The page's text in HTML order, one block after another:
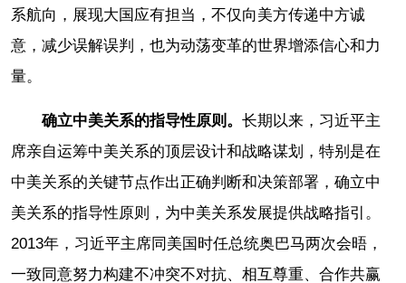
系航向，展现大国应有担当，不仅向美方传递中方诚
意，减少误解误判，也为动荡变革的世界增添信心和力
量。
确立中美关系的指导性原则。 长期以来，习近平主
席亲自运筹中美关系的顶层设计和战略谋划，特别是在
中美关系的关键节点作出正确判断和决策部署，确立中
美关系的指导性原则，为中美关系发展提供战略指引。
2013年，习近平主席同美国时任总统奥巴马两次会晤，
一致同意努力构建不冲突不对抗、相互尊重、合作共赢